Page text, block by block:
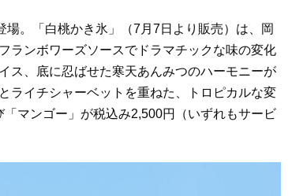
。「白桃かき氷」（7月7日より販売）は、岡
ランボワーズソースでドラマチックな味の変化
ス、底に忍ばせた寒天あんみつのハーモニーが
ライチシャーベットを重ねた、トロピカルな変
マンゴー」が税込み2,500円（いずれもサービ